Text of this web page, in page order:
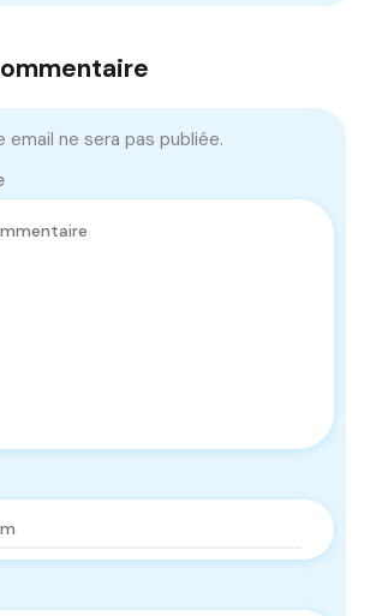
email ne sera pas publiée.